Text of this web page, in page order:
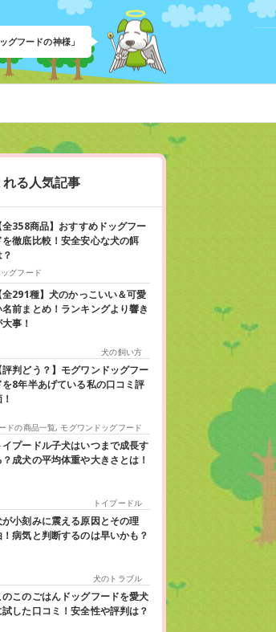
グフードの神様」
る人気記事
全358商品】おすすめドッグフー
を徹底比較！安全安心な犬の餌
ッグフード
全291種】犬のかっこいい＆可愛
名前まとめ！ランキングより響き
事！
犬の飼い方
評判どう？】モグワンドッグフー
を8年半あげている私の口コミ評
ドの商品一覧,モグワンドッグフード
イプードル子犬はいつまで成長す
？成犬の平均体重や大きさとは！
トイプードル
が小刻みに震える原因とその理
！病気と判断するのは早いかも？
犬のトラブル
のこのごはんドッグフードを愛犬
試した口コミ！安全性や評判は？